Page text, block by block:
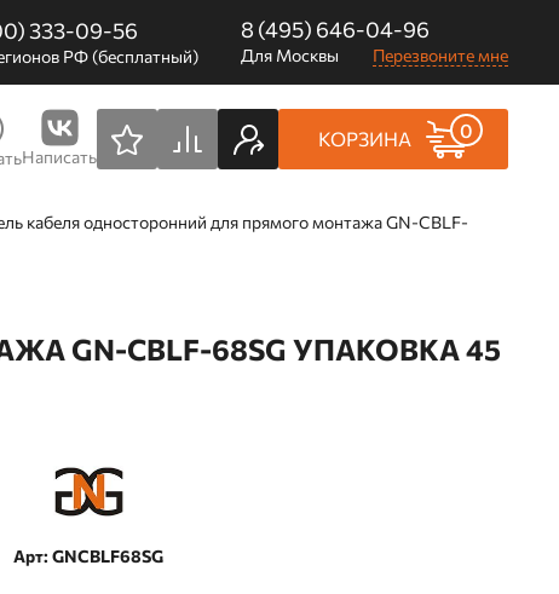
333-09-56
РФ (бесплатный)
8 (495) 646-04-96
Для Москвы Перезвоните мне
Написать
КОРЗИНА 0
кабеля односторонний для прямого монтажа GN-CBLF-
GN-CBLF-68SG УПАКОВКА 45
Арт: GNCBLF68SG